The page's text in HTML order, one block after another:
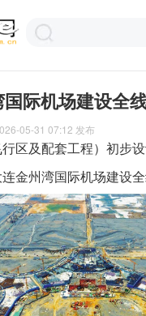
际机场建设全
05-31 07:12 发布
区及配套工程）初步
连金州湾国际机场建设